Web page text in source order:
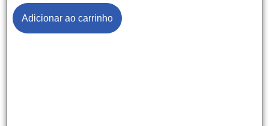
Adicionar ao carrinho